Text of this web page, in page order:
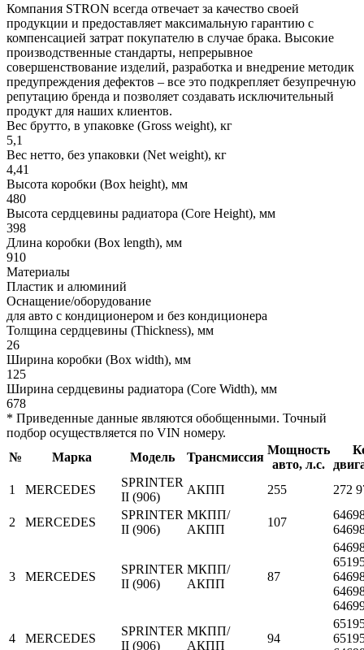
Компания STRON всегда отвечает за качество своей
продукции и предоставляет максимальную гарантию с
компенсацией затрат покупателю в случае брака. Высокие
производственные стандарты, непрерывное
совершенствование изделий, разработка и внедрение методик
предупреждения дефектов – все это подкрепляет безупречную
репутацию бренда и позволяет создавать исключительный
продукт для наших клиентов.
Вес брутто, в упаковке (Gross weight), кг
5,1
Вес нетто, без упаковки (Net weight), кг
4,41
Высота коробки (Box height), мм
480
Высота сердцевины радиатора (Core Height), мм
398
Длина коробки (Box length), мм
910
Материалы
Пластик и алюминий
Оснащение/оборудование
для авто с кондиционером и без кондиционера
Толщина сердцевины (Thickness), мм
26
Ширина коробки (Box width), мм
125
Ширина сердцевины радиатора (Core Width), мм
678
* Приведенные данные являются обобщенными. Точный
подбор осуществляется по VIN номеру.
№
Марка Модель Трансмиссия
Мощность
авто, л.с.
1
MERCEDES
SPRINTER
II (906)
АКПП 255 272
2 MERCEDES
SPRINTER
II (906)
МКПП/
АКПП
107
3 MERCEDES
SPRINTER
II (906)
МКПП/
АКПП
87
4 MERCEDES
SPRINTER
II (906)
МКПП/
АКПП
94